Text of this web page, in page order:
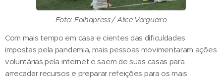
Foto: Folhapress / Alice Vergueiro
Com mais tempo em casa e cientes das dificuldades
impostas pela pandemia, mais pessoas movimentaram ações
voluntárias pela internet e saem de suas casas para
arrecadar recursos e preparar refeições para os mais